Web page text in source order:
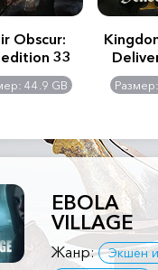
Obscur:
33
44.9 GB
EBOLA
VILLAGE
Жанр:
Экшен